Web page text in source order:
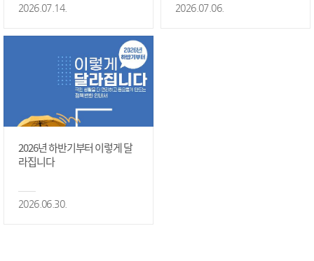
2026.07.14. 2026.07.06.
2026년 하반기부터 이렇게 달
라집니다
2026.06.30.